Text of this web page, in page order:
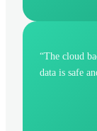
“The cloud
data is safe